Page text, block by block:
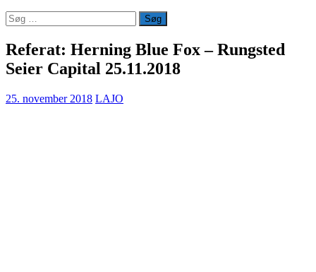
Søg
efter:
Referat: Herning Blue Fox – Rungsted
Seier Capital 25.11.2018
25. november 2018 LAJO